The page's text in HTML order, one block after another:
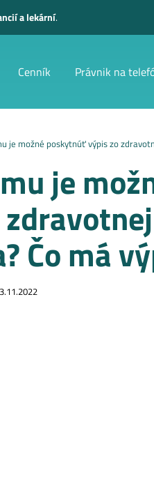
a lekární.
Cenník Právnik na
je možné poskytnúť výpis zo
je
Čo má